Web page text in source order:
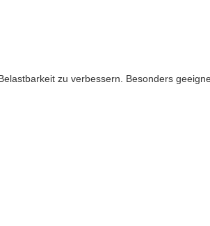
zu verbessern. Besonders